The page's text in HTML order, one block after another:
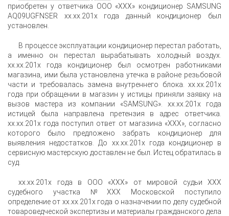
приобретен у ответчика ООО «XXX» кондиционер SAMSUNG
AQ09UGFNSER xx.xx.201x года данный кондиционер был
установлен.
В процессе эксплуатации кондиционер перестал работать,
а именно он перестал вырабатывать холодный воздух.
xx.xx.201x года кондиционер был осмотрен работниками
магазина, ими была установлена утечка в районе резьбовой
части и требовалась замена внутреннего блока. xx.xx.201x
года при обращении в магазин у истицы приняли заявку на
вызов мастера из компании «SAMSUNG». xx.xx.201x года
истицей была направлена претензия в адрес ответчика.
xx.xx.201x года поступил ответ от магазина «XXX», согласно
которого было предложено забрать кондиционер для
выявления недостатков. До xx.xx.201x года кондиционер в
сервисную мастерскую доставлен не был. Истец обратилась в
суд.
xx.xx.201x года в ООО «XXX» от мировой судьи XXX
судебного участка №XXX Московской поступило
определение от xx.xx.201x года о назначении по делу судебной
товароведческой экспертизы и материалы гражданского дела